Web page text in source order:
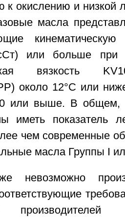
к окислению и
масла
или больше при
вязкость
около 12°С или
или выше. В общем,
иметь показатель
чем современные
масла Группы I
невозможно
производителей